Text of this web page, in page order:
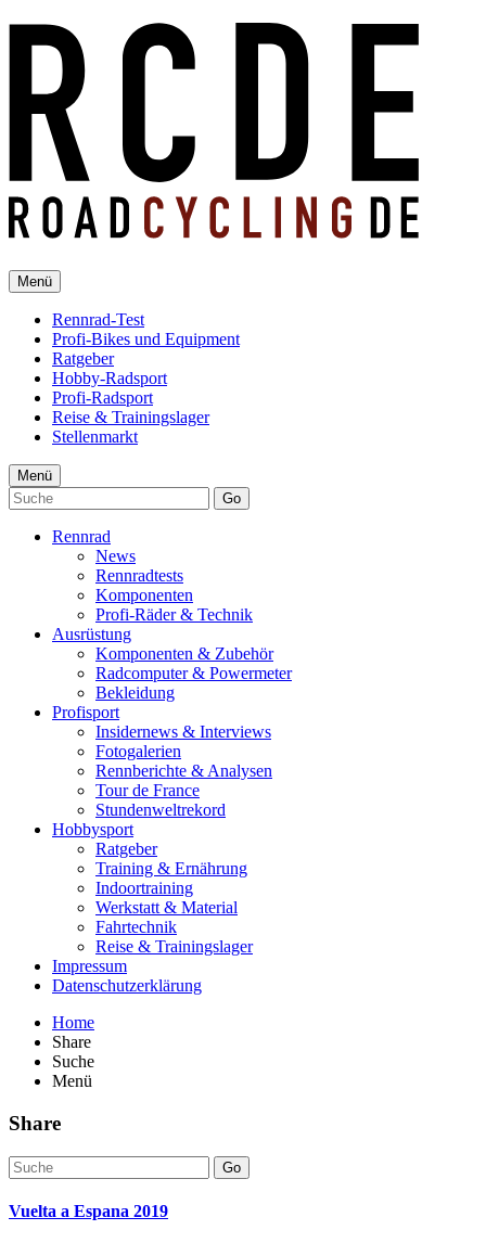
Menü
Rennrad-Test
Profi-Bikes und Equipment
Ratgeber
Hobby-Radsport
Profi-Radsport
Reise & Trainingslager
Stellenmarkt
Menü
Go
Rennrad
News
Rennradtests
Komponenten
Profi-Räder & Technik
Ausrüstung
Komponenten & Zubehör
Radcomputer & Powermeter
Bekleidung
Profisport
Insidernews & Interviews
Fotogalerien
Rennberichte & Analysen
Tour de France
Stundenweltrekord
Hobbysport
Ratgeber
Training & Ernährung
Indoortraining
Werkstatt & Material
Fahrtechnik
Reise & Trainingslager
Impressum
Datenschutzerklärung
Home
Share
Suche
Menü
Share
Go
Vuelta a Espana 2019